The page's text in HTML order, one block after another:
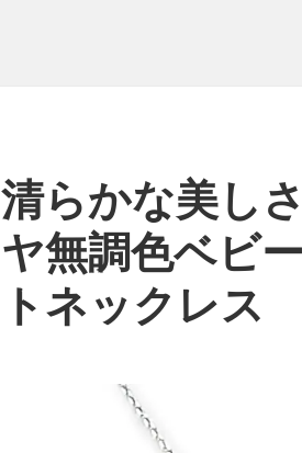
清らかな美し
ヤ無調色ベビ
トネックレス